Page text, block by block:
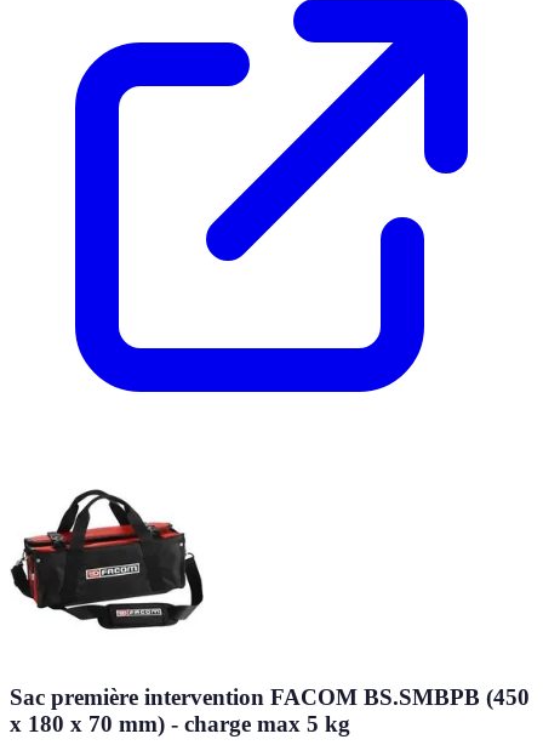
Sac première intervention FACOM BS.SMBPB (450
x 180 x 70 mm) - charge max 5 kg